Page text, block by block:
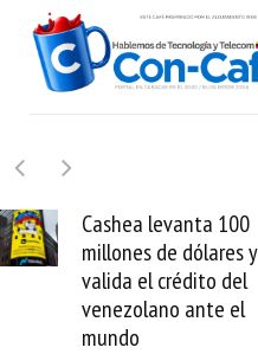
Cashea levanta 100
millones de dólares y
valida el crédito del
venezolano ante el
mundo